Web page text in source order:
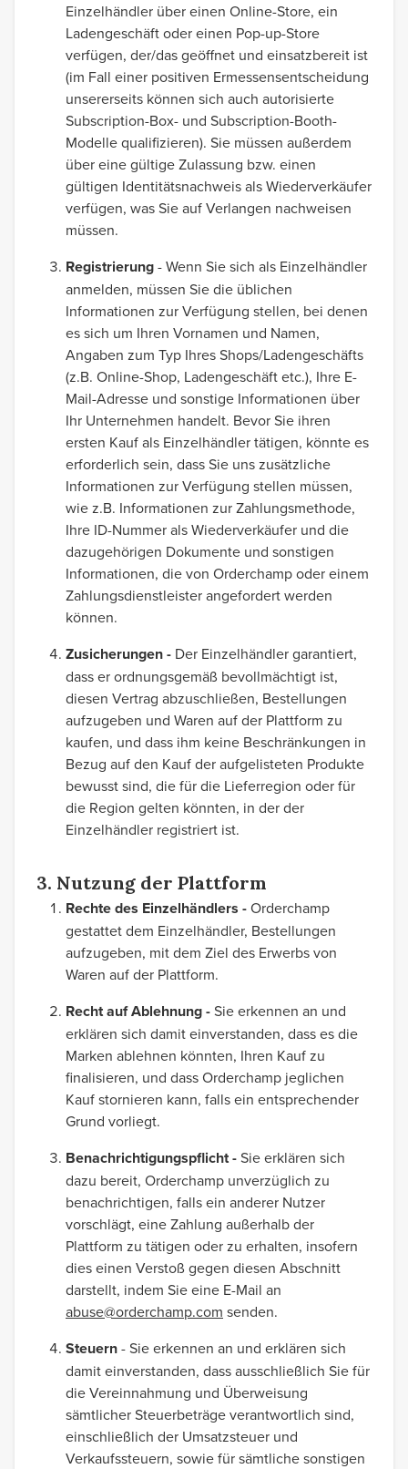
Einzelhändler über einen Online-Store, ein
Ladengeschäft oder einen Pop-up-Store
verfügen, der/das geöffnet und einsatzbereit ist
(im Fall einer positiven Ermessensentscheidung
unsererseits können sich auch autorisierte
Subscription-Box- und Subscription-Booth-
Modelle qualifizieren). Sie müssen außerdem
über eine gültige Zulassung bzw. einen
gültigen Identitätsnachweis als Wiederverkäufer
verfügen, was Sie auf Verlangen nachweisen
müssen.
Registrierung- Wenn Sie sich als Einzelhändler
anmelden, müssen Sie die üblichen
Informationen zur Verfügung stellen, bei denen
es sich um Ihren Vornamen und Namen,
Angaben zum Typ Ihres Shops/Ladengeschäfts
(z.B. Online-Shop, Ladengeschäft etc.), Ihre E-
Mail-Adresse und sonstige Informationen über
Ihr Unternehmen handelt. Bevor Sie ihren
ersten Kauf als Einzelhändler tätigen, könnte es
erforderlich sein, dass Sie uns zusätzliche
Informationen zur Verfügung stellen müssen,
wie z.B. Informationen zur Zahlungsmethode,
Ihre ID-Nummer als Wiederverkäufer und die
dazugehörigen Dokumente und sonstigen
Informationen, die von Orderchamp oder einem
Zahlungsdienstleister angefordert werden
können.
Zusicherungen - Der Einzelhändler garantiert,
dass er ordnungsgemäß bevollmächtigt ist,
diesen Vertrag abzuschließen, Bestellungen
aufzugeben und Waren auf der Plattform zu
kaufen, und dass ihm keine Beschränkungen in
Bezug auf den Kauf der aufgelisteten Produkte
bewusst sind, die für die Lieferregion oder für
die Region gelten könnten, in der der
Einzelhändler registriert ist.
3. Nutzung der Plattform
Rechte des Einzelhändlers -Orderchamp
gestattet dem Einzelhändler, Bestellungen
aufzugeben, mit dem Ziel des Erwerbs von
Waren auf der Plattform.
Recht auf Ablehnung -Sie erkennen an und
erklären sich damit einverstanden, dass es die
Marken ablehnen könnten, Ihren Kauf zu
finalisieren, und dass Orderchamp jeglichen
Kauf stornieren kann, falls ein entsprechender
Grund vorliegt.
Benachrichtigungspflicht -Sie erklären sich
dazu bereit, Orderchamp unverzüglich zu
benachrichtigen, falls ein anderer Nutzer
vorschlägt, eine Zahlung außerhalb der
Plattform zu tätigen oder zu erhalten, insofern
dies einen Verstoß gegen diesen Abschnitt
darstellt, indem Sie eine E-Mail an
abuse@orderchamp.com senden.
Steuern- Sie erkennen an und erklären sich
damit einverstanden, dass ausschließlich Sie für
die Vereinnahmung und Überweisung
sämtlicher Steuerbeträge verantwortlich sind,
einschließlich der Umsatzsteuer und
Verkaufssteuern, sowie für sämtliche sonstigen